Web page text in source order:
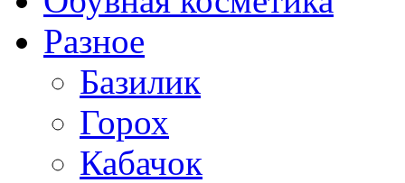
Разное
Базилик
Горох
Кабачок